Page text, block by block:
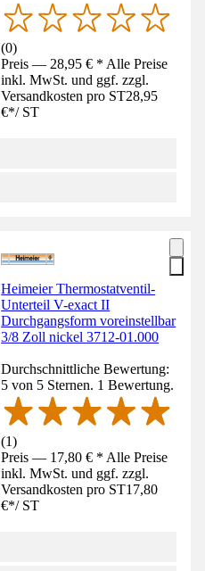
(0)
Preis — 28,95 € * Alle Preise
inkl. MwSt. und ggf. zzgl.
Versandkosten pro ST28,95
€*/ ST
Heimeier Thermostatventil-
Unterteil V-exact II
Durchgangsform voreinstellbar
3/8 Zoll nickel 3712-01.000
Durchschnittliche Bewertung:
5 von 5 Sternen. 1 Bewertung.
(1)
Preis — 17,80 € * Alle Preise
inkl. MwSt. und ggf. zzgl.
Versandkosten pro ST17,80
€*/ ST